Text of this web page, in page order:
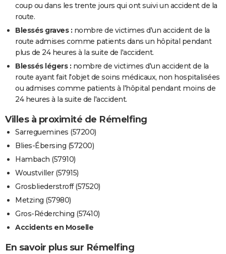
coup ou dans les trente jours qui ont suivi un accident de la
route.
Blessés graves : nombre de victimes d'un accident de la
route admises comme patients dans un hôpital pendant
plus de 24 heures à la suite de l'accident.
Blessés légers : nombre de victimes d'un accident de la
route ayant fait l'objet de soins médicaux, non hospitalisées
ou admises comme patients à l'hôpital pendant moins de
24 heures à la suite de l'accident.
Villes à proximité de Rémelfing
Sarreguemines (57200)
Blies-Ébersing (57200)
Hambach (57910)
Woustviller (57915)
Grosbliederstroff (57520)
Metzing (57980)
Gros-Réderching (57410)
Accidents en Moselle
En savoir plus sur Rémelfing